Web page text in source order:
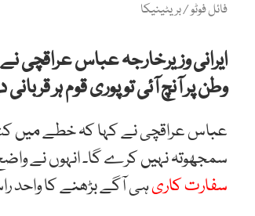
فائل فوٹو / بریٹینیکا
ایرانی وزیرخارجہ عباس عراقچی
وطن پر آنچ آئی تو پوری قوم ہر
عباس عراقچی نے کہا کہ خطے میں
سمجھوتہ نہیں کرے گا۔ انہوں نے
سفارت کاریہی آگے بڑھنے کا واحد